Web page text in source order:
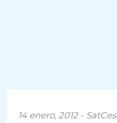
14 enero, 2012 -